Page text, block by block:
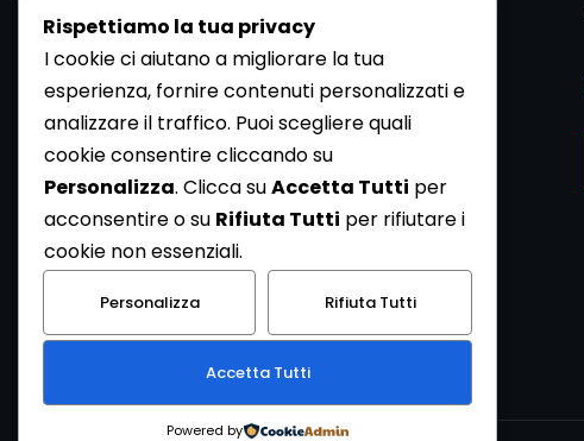
Per contattare la Redazione potete utilizzare i
seguenti recapiti:
Redazione ArcheoMedia c/o Mediares S.c.
Via Gioberti 80/D - 10128 Torino
Tel 011.5806363 - Fax 011.5808561
http://www.mediares.to.it
http://www.didatticatorino.it
Rispettiamo la tua privacy
I cookie ci aiutano a migliorare la tua
esperienza, fornire contenuti personalizzati e
analizzare il traffico. Puoi scegliere quali
cookie consentire cliccando su
Personalizza. Clicca suAccetta Tutti per
acconsentire o su Rifiuta Tutti per rifiutare i
cookie non essenziali.
Personalizza Rifiuta Tutti
Accetta Tutti
Powered by